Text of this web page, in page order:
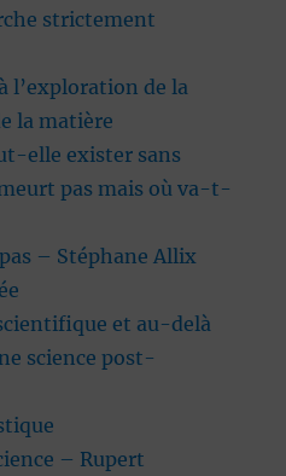
strictement
l’exploration de la
la matière
elle exister sans
pas mais où va-t-
– Stéphane Allix
et au-delà
science post-
– Rupert